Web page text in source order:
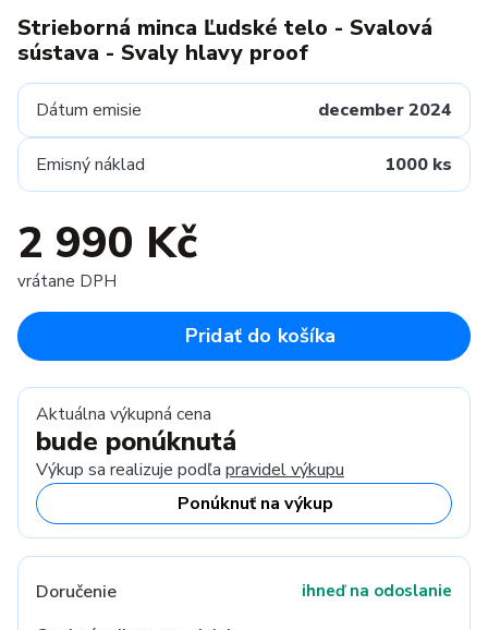
Strieborná minca Ľudské telo - Svalová
sústava - Svaly hlavy proof
Dátum emisie december 2024
Emisný náklad 1000 ks
2 990 Kč
vrátane DPH
Pridať do košíka
Aktuálna výkupná cena
bude ponúknutá
Výkup sa realizuje podľa pravidel výkupu
Ponúknuť na výkup
Doručenie ihneď na odoslanie